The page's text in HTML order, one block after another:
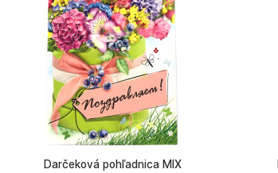
Darčeková pohľadnica MIX